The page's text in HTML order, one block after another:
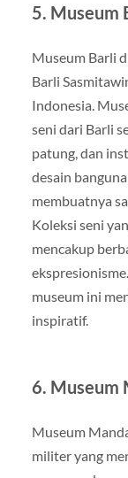
5. Museum
Museum Barli
Barli
Indonesia.
seni dari Barli
patung, dan
desain
membuatnya
Koleksi seni
mencakup
museum ini
inspiratif.
6. Museum
Museum
militer yang